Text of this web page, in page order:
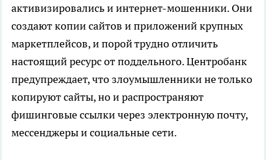
активизировались и интернет-мошенники. Они
создают копии сайтов и приложений крупных
маркетплейсов, и порой трудно отличить
настоящий ресурс от поддельного. Центробанк
предупреждает, что злоумышленники не только
копируют сайты, но и распространяют
фишинговые ссылки через электронную почту,
мессенджеры и социальные сети.